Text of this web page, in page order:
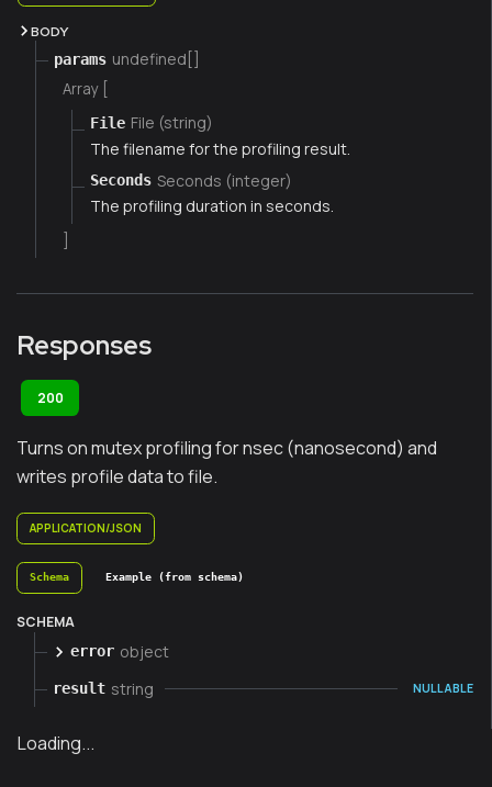
BODY
params undefined[]
Array [
File File (string)
The filename for the profiling result.
Seconds Seconds (integer)
The profiling duration in seconds.
Responses
200
Turns on mutex profiling for nsec (nanosecond) and
writes profile data to file.
APPLICATION/JSON
Schema Example (from schema)
SCHEMA
error object
result string NULLABLE
Loading...